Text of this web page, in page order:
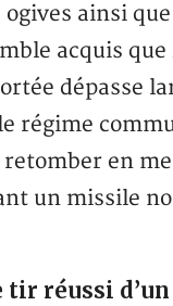
ogives ainsi
acquis
dépasse
régime
en
un missile
tir réussi